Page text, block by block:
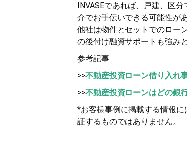
INVASEであれば、戸建、区
介でお手伝いできる可能性があ
他社は物件とセットでのロー
の後付け融資サポートも強み
参考記事
>>不動産投資ローン借り入れ
>>不動産投資ローンはどの銀
*お客様事例に掲載する情報
証するものではありません。